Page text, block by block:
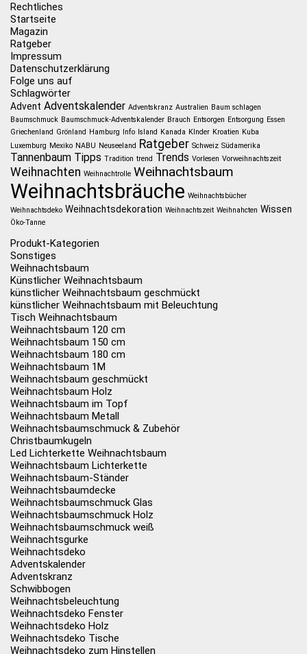
Rechtliches
Startseite
Magazin
Ratgeber
Impressum
Datenschutzerklärung
Folge uns auf
Schlagwörter
Advent Adventskalender Adventskranz Australien Baum schlagen
Baumschmuck Baumschmuck-Adventskalender Brauch Entsorgen Entsorgung Essen
Griechenland Grönland Hamburg Info Island Kanada KInder Kroatien Kuba
Luxemburg Mexiko NABU Neuseeland Ratgeber Schweiz Südamerika
Tannenbaum Tipps Tradition trend Trends Vorlesen Vorweihnachtszeit
Weihnachten Weihnachtrolle Weihnachtsbaum
Weihnachtsbräuche Weihnachtsbücher
Weihnachtsdeko Weihnachtsdekoration Weihnachtszeit Weihnahcten Wissen
Öko-Tanne
Produkt-Kategorien
Sonstiges
Weihnachtsbaum
Künstlicher Weihnachtsbaum
künstlicher Weihnachtsbaum geschmückt
künstlicher Weihnachtsbaum mit Beleuchtung
Tisch Weihnachtsbaum
Weihnachtsbaum 120 cm
Weihnachtsbaum 150 cm
Weihnachtsbaum 180 cm
Weihnachtsbaum 1M
Weihnachtsbaum geschmückt
Weihnachtsbaum Holz
Weihnachtsbaum im Topf
Weihnachtsbaum Metall
Weihnachtsbaumschmuck & Zubehör
Christbaumkugeln
Led Lichterkette Weihnachtsbaum
Weihnachtsbaum Lichterkette
Weihnachtsbaum-Ständer
Weihnachtsbaumdecke
Weihnachtsbaumschmuck Glas
Weihnachtsbaumschmuck Holz
Weihnachtsbaumschmuck weiß
Weihnachtsgurke
Weihnachtsdeko
Adventskalender
Adventskranz
Schwibbogen
Weihnachtsbeleuchtung
Weihnachtsdeko Fenster
Weihnachtsdeko Holz
Weihnachtsdeko Tische
Weihnachtsdeko zum Hinstellen